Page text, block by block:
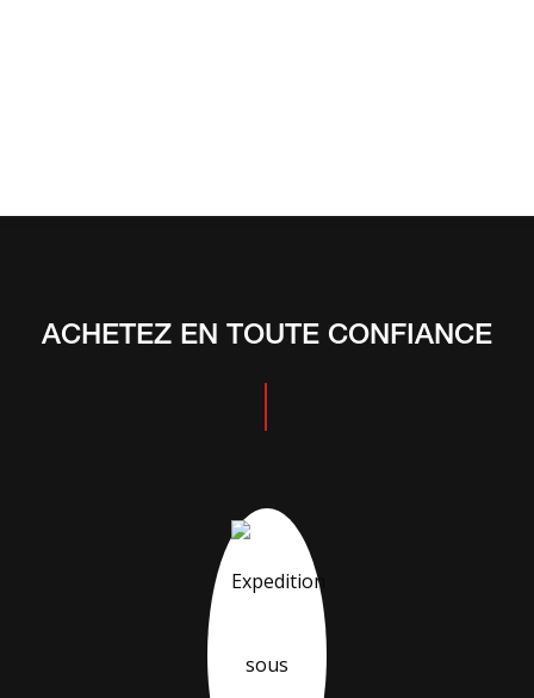
ACHETEZ EN TOUTE CONFIANCE